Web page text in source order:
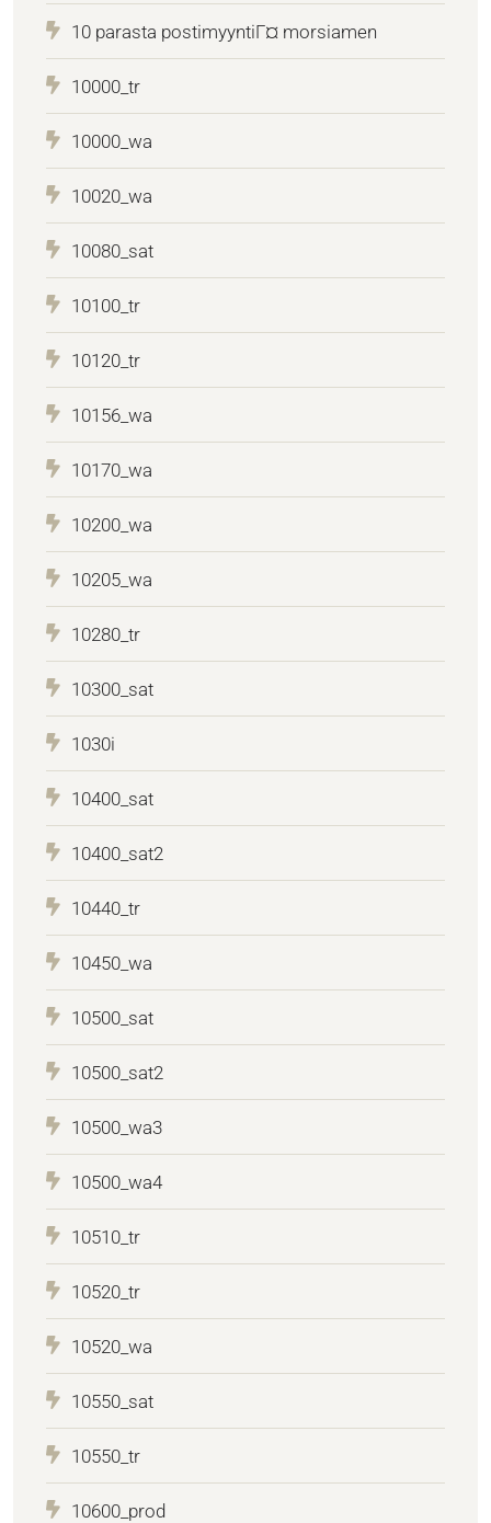
10 parasta postimyyntiГ¤ morsiamen
10000_tr
10000_wa
10020_wa
10080_sat
10100_tr
10120_tr
10156_wa
10170_wa
10200_wa
10205_wa
10280_tr
10300_sat
1030i
10400_sat
10400_sat2
10440_tr
10450_wa
10500_sat
10500_sat2
10500_wa3
10500_wa4
10510_tr
10520_tr
10520_wa
10550_sat
10550_tr
10600_prod